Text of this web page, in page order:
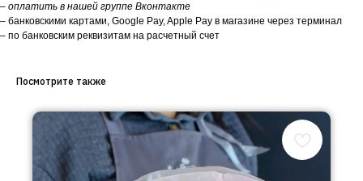
– оплатить в нашей группе Вконтакте
– банковскими картами, Google Pay, Apple Pay в магазине через терминал
– по банковским реквизитам на расчетный счет
Посмотрите также